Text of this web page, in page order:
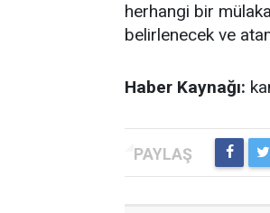
herhangi bir
belirlenecek ve
Haber Kaynağı: